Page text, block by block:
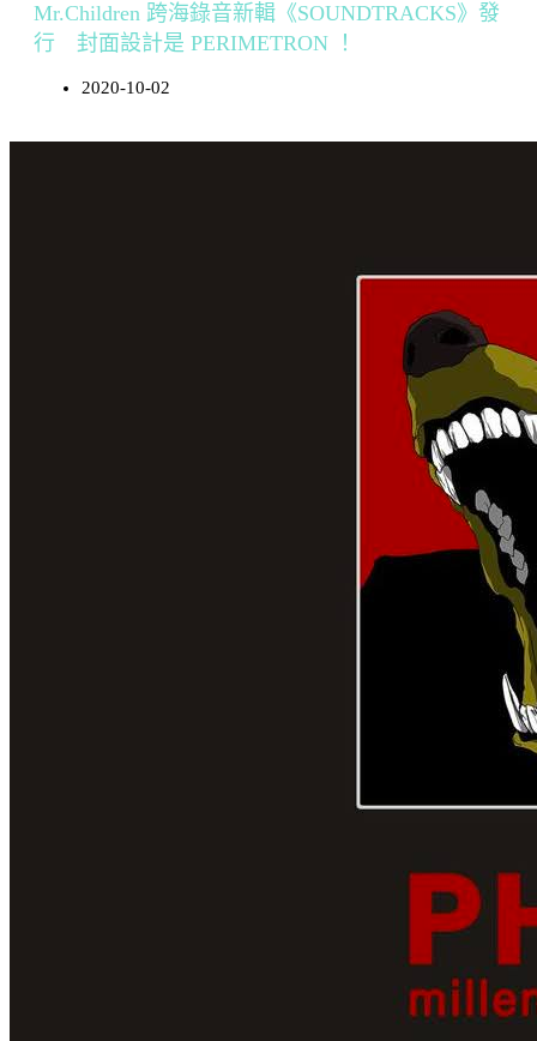
Mr.Children 跨海錄音新輯《SOUNDTRACKS》發
行 封面設計是 PERIMETRON ！
2020-10-02